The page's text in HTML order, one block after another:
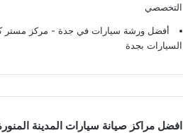
التخصصي
أفضل ورشة سيارات في جدة - مركز مستر
السيارات بجدة
افضل مراكز صيانة سيارات المدينة